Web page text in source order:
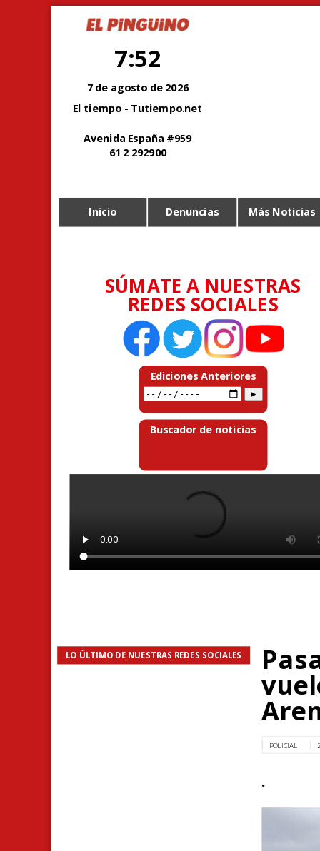
7:52
7 de agosto de 2026
El tiempo - Tutiempo.net
Avenida España #959
61 2 292900
Inicio Denuncias Más Noticias
SÚMATE A NUESTRAS
REDES SOCIALES
Ediciones Anteriores
Buscador de noticias
LO ÚLTIMO DE NUESTRAS REDES SOCIALES
POLICIAL
.